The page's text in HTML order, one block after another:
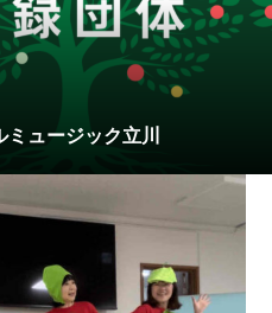
ミュージック立川